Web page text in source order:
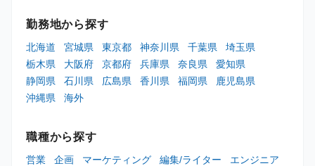
勤務地から探す
北海道 宮城県 東京都 神奈川県 千葉県
埼玉県
栃木県
大阪府 京都府 兵庫県 奈良県
愛知県
静岡県
石川県 広島県 香川県 福岡県
鹿児島県
沖縄県
海外
職種から探す
営業 企画 マーケティング 編集/ライター
エンジニア